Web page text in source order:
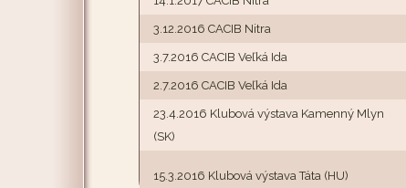
3.12.2016 CACIB Nitra
3.7.2016 CACIB Veľká Ida
2.7.2016 CACIB Veľká Ida
23.4.2016 Klubová výstava Kamenný Mlyn
(SK)
15.3.2016 Klubová výstava Táta (HU)